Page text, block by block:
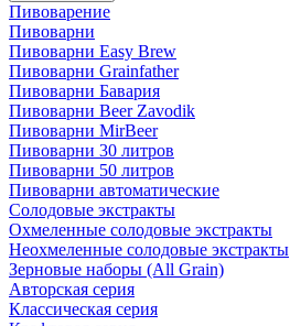
Пивоварение
Пивоварни
Пивоварни Easy Brew
Пивоварни Grainfather
Пивоварни Бавария
Пивоварни Beer Zavodik
Пивоварни MirBeer
Пивоварни 30 литров
Пивоварни 50 литров
Пивоварни автоматические
Солодовые экстракты
Охмеленные солодовые экстракты
Неохмеленные солодовые экстракты
Зерновые наборы (All Grain)
Авторская серия
Классическая серия